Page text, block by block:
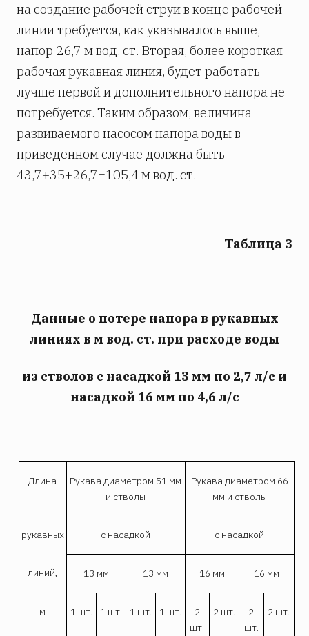
на создание рабочей струи в конце рабочей
линии требуется, как указывалось выше,
напор 26,7 м вод. ст. Вторая, более короткая
рабочая рукавная линия, будет работать
лучше первой и дополнительного напора не
потребуется. Таким образом, величина
развиваемого насосом напора воды в
приведенном случае должна быть
43,7+35+26,7=105,4 м вод. ст.
Таблица 3
Данные о потере напора в рукавных
линиях в м вод. ст. при расходе воды
из стволов с насадкой 13 мм по 2,7 л/с и
насадкой 16 мм по 4,6 л/с
Длина
Рукава диаметром 51 мм
и стволы
Рукава диаметром 66
мм и стволы
рукавных с насадкой с насадкой
линий, 13 мм 13 мм 16 мм 16 мм
м 1 шт. 1 шт. 1 шт. 1 шт.
2
шт.
2 шт.
2
шт.
2 шт.